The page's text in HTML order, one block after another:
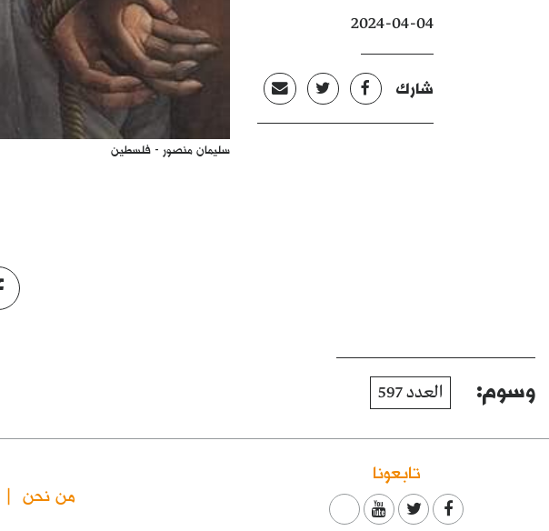
2024-04-04
شارك
سليمان منصور - فلسطين
وسوم: العدد 597
تابعونا
من نحن